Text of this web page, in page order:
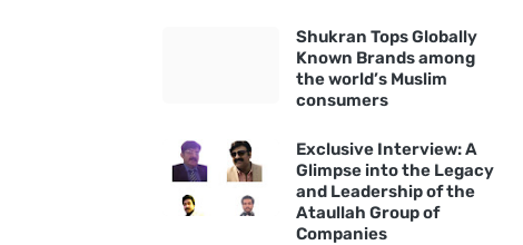
Shukran Tops Globally
Known Brands among
the world’s Muslim
consumers
Exclusive Interview: A
Glimpse into the Legacy
and Leadership of the
Ataullah Group of
Companies